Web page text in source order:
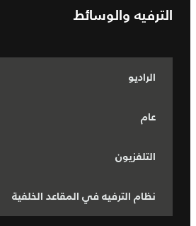
الترفيه والوسائط
الراديو
عام
التلفزيون
نظام الترفيه في المقاعد الخلفية